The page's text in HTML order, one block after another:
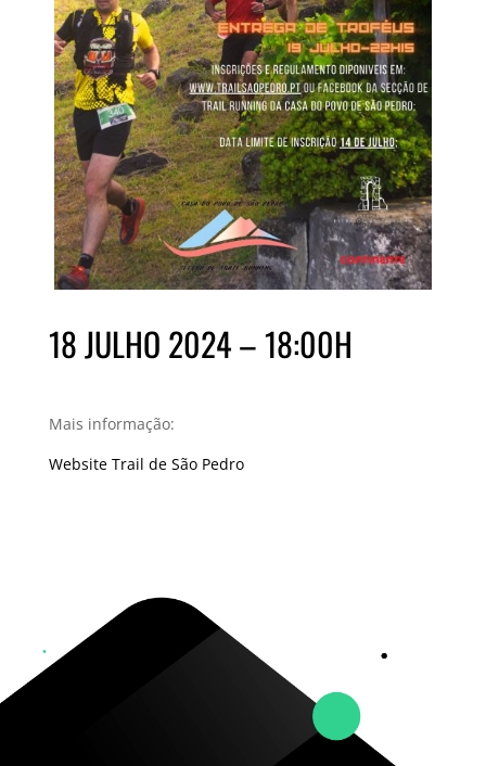
18 JULHO 2024 – 18:00H
Mais informação:
Website Trail de São Pedro